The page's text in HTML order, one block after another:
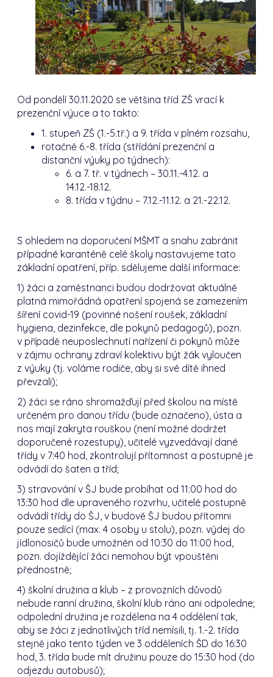
Od pondělí 30.11.2020 se většina tříd ZŠ vrací k
prezenční výuce a to takto:
1. stupeň ZŠ (1.-5.tř.) a 9. třída v plném rozsahu,
rotačně 6.-8. třída (střídání prezenční a
distanční výuky po týdnech):
6. a 7. tř. v týdnech – 30.11.-4.12. a
14.12.-18.12.
8. třída v týdnu – 7.12.-11.12. a 21.-22.12.
S ohledem na doporučení MŠMT a snahu zabránit
případné karanténě celé školy nastavujeme tato
základní opatření, příp. sdělujeme další informace:
1) žáci a zaměstnanci budou dodržovat aktuálně
platná mimořádná opatření spojená se zamezením
šíření covid-19 (povinné nošení roušek, základní
hygiena, dezinfekce, dle pokynů pedagogů), pozn.
v případě neuposlechnutí nařízení či pokynů může
v zájmu ochrany zdraví kolektivu být žák vyloučen
z výuky (tj. voláme rodiče, aby si své dítě ihned
převzali);
2) žáci se ráno shromažďují před školou na místě
určeném pro danou třídu (bude označeno), ústa a
nos mají zakryta rouškou (není možné dodržet
doporučené rozestupy), učitelé vyzvedávají dané
třídy v 7:40 hod, zkontrolují přítomnost a postupně je
odvádí do šaten a tříd;
3) stravování v ŠJ bude probíhat od 11:00 hod do
13:30 hod dle upraveného rozvrhu, učitelé postupně
odvádí třídy do ŠJ, v budově ŠJ budou přítomni
pouze sedící (max. 4 osoby u stolu), pozn. výdej do
jídlonosičů bude umožněn od 10:30 do 11:00 hod,
pozn. dojíždějící žáci nemohou být vpouštěni
přednostně;
4) školní družina a klub – z provozních důvodů
nebude ranní družina, školní klub ráno ani odpoledne;
odpolední družina je rozdělena na 4 oddělení tak,
aby se žáci z jednotlivých tříd nemísili, tj. 1.-2. třída
stejně jako tento týden ve 3 odděleních ŠD do 16:30
hod, 3. třída bude mít družinu pouze do 15:30 hod (do
odjezdu autobusů);